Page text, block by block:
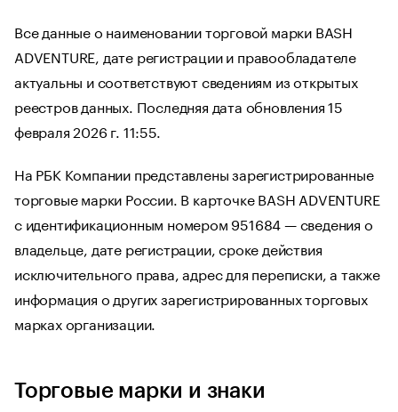
Все данные о наименовании торговой марки BASH
ADVENTURE, дате регистрации и правообладателе
актуальны и соответствуют сведениям из открытых
реестров данных. Последняя дата обновления 15
февраля 2026 г. 11:55.
На РБК Компании представлены зарегистрированные
торговые марки России. В карточке BASH ADVENTURE
с идентификационным номером 951684 — сведения о
владельце, дате регистрации, сроке действия
исключительного права, адрес для переписки, а также
информация о других зарегистрированных торговых
марках организации.
Торговые марки и знаки